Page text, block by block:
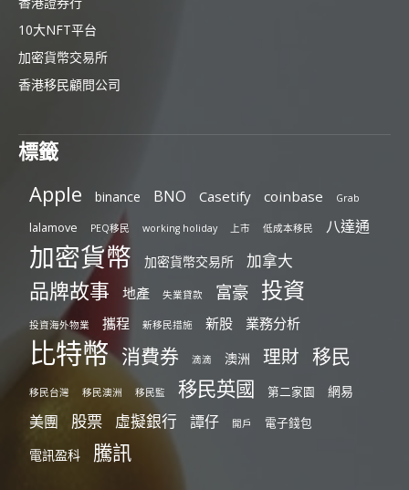
10大NFT平台
加密貨幣交易所
香港移民顧問公司
標籤
Apple binance BNO Casetify coinbase Grab
lalamove PEQ移民 working holiday 上市 低成本移民 八達通
加密貨幣 加密貨幣交易所 加拿大
品牌故事 地產 失業貸款 富豪 投資
投資海外物業 攜程 新移民措施 新股 業務分析
比特幣 消費券 滴滴 澳洲 理財 移民
移民台灣 移民澳洲 移民監 移民英國 第二家園 網易
美團 股票 虛擬銀行 譚仔 開戶 電子錢包
電訊盈科 騰訊